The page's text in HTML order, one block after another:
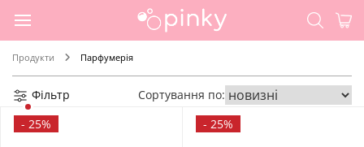
Продукти Парфумерія
Фільтр
Сортування по:
- 25% - 25%